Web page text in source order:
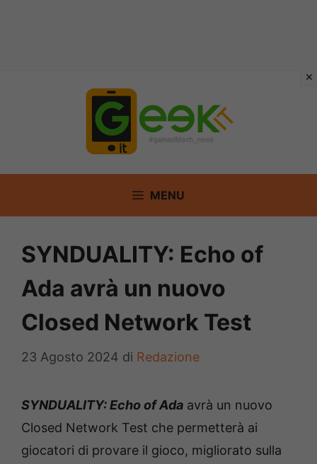
MENU
SYNDUALITY: Echo of
Ada avrà un nuovo
Closed Network Test
23 Agosto 2024 di Redazione
SYNDUALITY: Echo of Ada avrà un nuovo
Closed Network Test che permetterà ai
giocatori di provare il gioco, migliorato sulla